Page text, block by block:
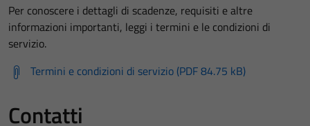
Per conoscere i dettagli di scadenze, requisiti e altre
informazioni importanti, leggi i termini e le condizioni di
servizio.
Termini e condizioni di servizio (PDF 84.75 kB)
Contatti
Questi cookie